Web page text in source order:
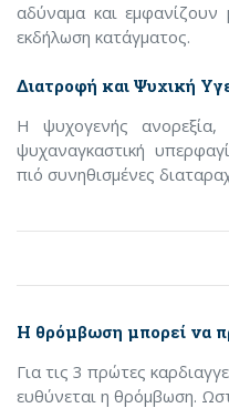
αδύναμα και εμφανίζουν
εκδήλωση κατάγματος.
Διατροφή και Ψυχική
Η ψυχογενής
ψυχαναγκαστική
πιό συνηθισμένες
Η θρόμβωση μπορεί να
Για τις 3 πρώτες
ευθύνεται η θρόμβωση.